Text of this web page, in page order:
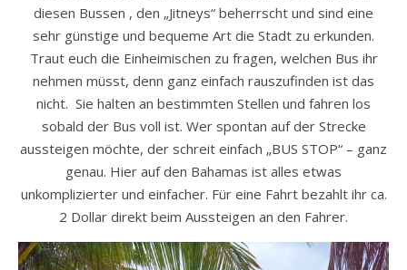
diesen Bussen , den „Jitneys“ beherrscht und sind eine
sehr günstige und bequeme Art die Stadt zu erkunden.
Traut euch die Einheimischen zu fragen, welchen Bus ihr
nehmen müsst, denn ganz einfach rauszufinden ist das
nicht. Sie halten an bestimmten Stellen und fahren los
sobald der Bus voll ist. Wer spontan auf der Strecke
aussteigen möchte, der schreit einfach „BUS STOP“ – ganz
genau. Hier auf den Bahamas ist alles etwas
unkomplizierter und einfacher. Für eine Fahrt bezahlt ihr ca.
2 Dollar direkt beim Aussteigen an den Fahrer.